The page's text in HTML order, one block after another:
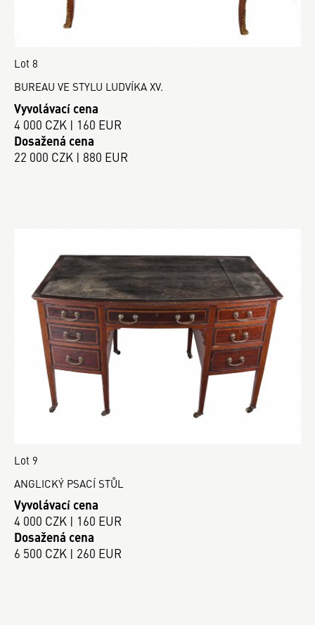
Lot 8
BUREAU VE STYLU LUDVÍKA XV.
Vyvolávací cena
4 000 CZK | 160 EUR
Dosažená cena
22 000 CZK | 880 EUR
Lot 9
ANGLICKÝ PSACÍ STŮL
Vyvolávací cena
4 000 CZK | 160 EUR
Dosažená cena
6 500 CZK | 260 EUR